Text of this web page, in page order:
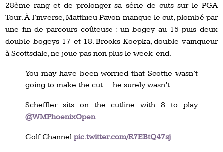
28ème rang et de prolonger sa série de cuts sur le PGA
Tour. À l’inverse, Matthieu Pavon manque le cut, plombé par
une fin de parcours coûteuse : un bogey au 15 puis deux
double bogeys 17 et 18. Brooks Koepka, double vainqueur
à Scottsdale, ne joue pas non plus le week-end.
You may have been worried that Scottie wasn’t
going to make the cut … he surely wasn’t.
Scheffler sits on the cutline with 8 to play
@WMPhoenixOpen.
Golf Channelpic.twitter.com/R7EBtQ47sj